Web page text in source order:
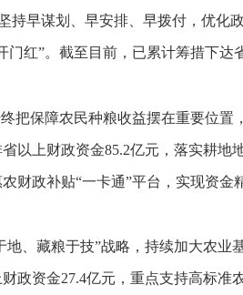
持早谋划、早安排、早拨付，优化
红”。截至目前，已累计筹措下达
保障农民种粮收益摆在重要位置
以上财政资金85.2亿元，落实耕
财政补贴“一卡通”平台，实现资
、藏粮于技”战略，持续加大农业
政资金27.4亿元，重点支持高标准